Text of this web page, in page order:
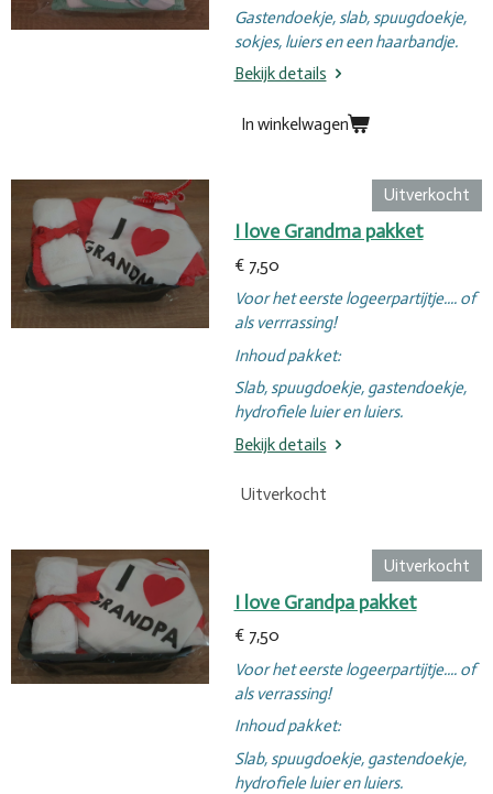
Gastendoekje, slab, spuugdoekje,
sokjes, luiers en een haarbandje.
Bekijk details
In winkelwagen
Uitverkocht
I love Grandma pakket
€ 7,50
Voor het eerste logeerpartijtje.... of
als verrrassing!
Inhoud pakket:
Slab, spuugdoekje, gastendoekje,
hydrofiele luier en luiers.
Bekijk details
Uitverkocht
Uitverkocht
I love Grandpa pakket
€ 7,50
Voor het eerste logeerpartijtje.... of
als verrassing!
Inhoud pakket:
Slab, spuugdoekje, gastendoekje,
hydrofiele luier en luiers.